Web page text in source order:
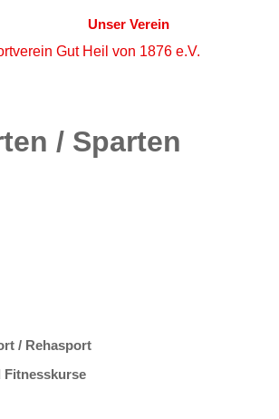
Unser Verein
/ Sparten
/ Rehasport
Fitnesskurse